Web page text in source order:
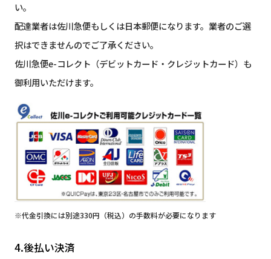
い。
配達業者は佐川急便もしくは日本郵便になります。業者のご選
択はできませんのでご了承ください。
佐川急便e-コレクト（デビットカード・クレジットカード）も
御利用いただけます。
※代金引換には別途330円（税込）の手数料が必要になります
4.後払い決済